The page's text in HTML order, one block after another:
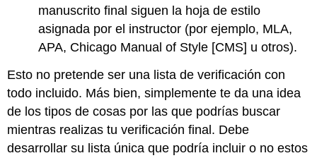
manuscrito final siguen la hoja de estilo
asignada por el instructor (por ejemplo, MLA,
APA, Chicago Manual of Style [CMS] u otros).
Esto no pretende ser una lista de verificación con
todo incluido. Más bien, simplemente te da una idea
de los tipos de cosas por las que podrías buscar
mientras realizas tu verificación final. Debe
desarrollar su lista única que podría incluir o no estos